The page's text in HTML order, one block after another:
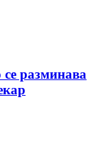
разминава